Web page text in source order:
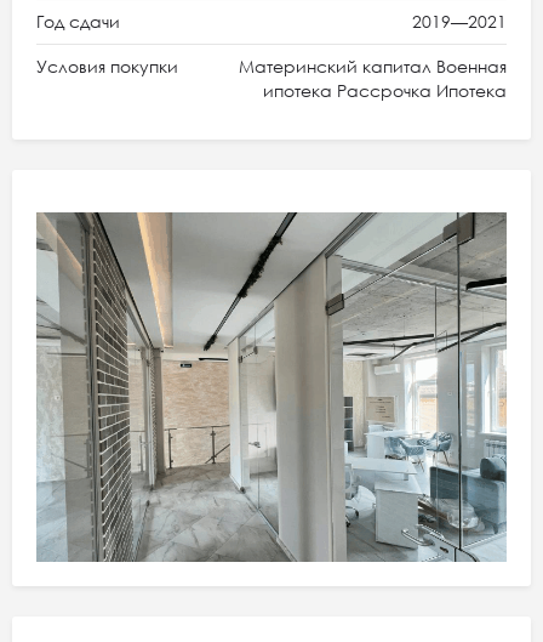
Год сдачи 2019—2021
Условия покупки
Материнский капитал Военная
ипотека Рассрочка Ипотека